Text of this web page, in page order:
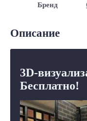
Бренд
Описание
3D-
Бесплатно!